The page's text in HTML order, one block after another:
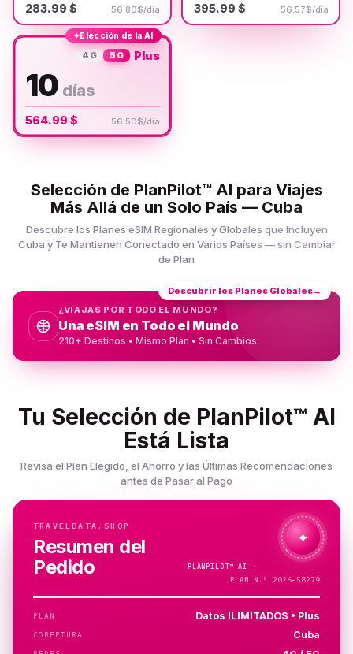
283.99 $ 56.80$/día 395.99 $ 56.57$/día
✦Elección de la AI
4G 5G Plus
10 días
564.99 $ 56.50$/día
Selección de PlanPilot™ AI para Viajes
Más Allá de un Solo País — Cuba
Descubre los Planes eSIM Regionales y Globales que Incluyen
Cuba y Te Mantienen Conectado en Varios Países — sin Cambiar
de Plan
¿VIAJAS POR TODO EL MUNDO?
Una eSIM en Todo el Mundo
210+ Destinos • Mismo Plan • Sin Cambios
Descubrir los Planes Globales→
Tu Selección de PlanPilot™ AI
Está Lista
Revisa el Plan Elegido, el Ahorro y las Últimas Recomendaciones
antes de Pasar al Pago
TRAVELDATA.SHOP
Resumen del
Pedido
✦
PLANPILOT™AI ·
PLAN N.º 2026-58279
PLAN Datos ILIMITADOS • Plus
COBERTURA Cuba